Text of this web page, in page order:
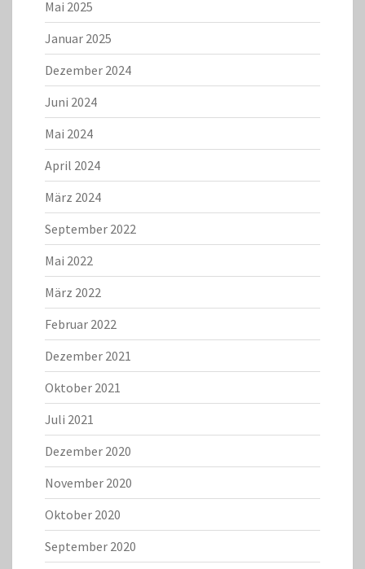
Mai 2025
Januar 2025
Dezember 2024
Juni 2024
Mai 2024
April 2024
März 2024
September 2022
Mai 2022
März 2022
Februar 2022
Dezember 2021
Oktober 2021
Juli 2021
Dezember 2020
November 2020
Oktober 2020
September 2020